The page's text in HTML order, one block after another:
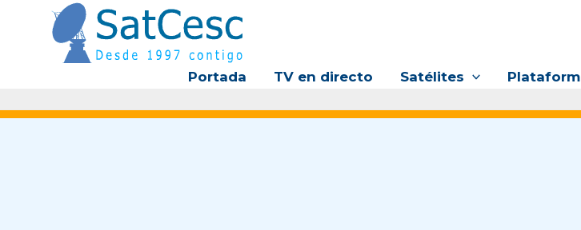
contenido
Portada TV en directo Satélites